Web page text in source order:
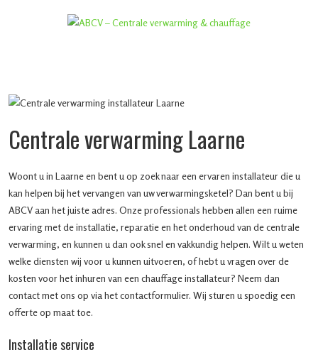
Centrale verwarming Laarne
Woont u in Laarne en bent u op zoek naar een ervaren installateur die u
kan helpen bij het vervangen van uw verwarmingsketel? Dan bent u bij
ABCV aan het juiste adres. Onze professionals hebben allen een ruime
ervaring met de installatie, reparatie en het onderhoud van de centrale
verwarming, en kunnen u dan ook snel en vakkundig helpen. Wilt u weten
welke diensten wij voor u kunnen uitvoeren, of hebt u vragen over de
kosten voor het inhuren van een chauffage installateur? Neem dan
contact met ons op via het contactformulier. Wij sturen u spoedig een
offerte op maat toe.
Installatie service